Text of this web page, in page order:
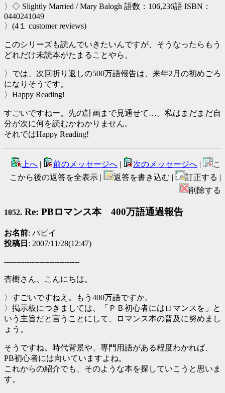
〉◇ Slightly Married / Mary Balogh 語数：106,236語 ISBN：
0440241049
〉(4１ customer reviews)
このシリーズも読んでいきたいんですが、そうなったらもう
どれだけ未読本がたまることやら。
〉では、次回折り返しの500万語報告は、来年2月の初めごろ
になりそうです。
〉Happy Reading!
すごいですねー。先の計画まで見通せて…。私はまだまだ自
分が次に何を読むかわかりません。
それではHappy Reading!
上へ | 前のメッセージへ | 次のメッセージへ |
こ
こから後の返答を全表示 |
返答を書き込む |
訂正する |
削除する
1052. Re: PBロマンス本 400万語通過報告
お名前: パピイ
投稿日 : 2007/11/28(12:47)
------------------------------
杏樹さん、こんにちは。
〉すごいですねえ。もう400万語ですか。
〉掲示板につきましては、「ＰＢ初心者にはロマンスを」と
いう主旨だと言うことにして、ロマンス本の普及に努めまし
ょう。
そうですね。時代背景や、専門用語がある程度わかれば、
PB初心者には向いていますよね。
これからの紹介でも、そのような本を探していこうと思いま
す。